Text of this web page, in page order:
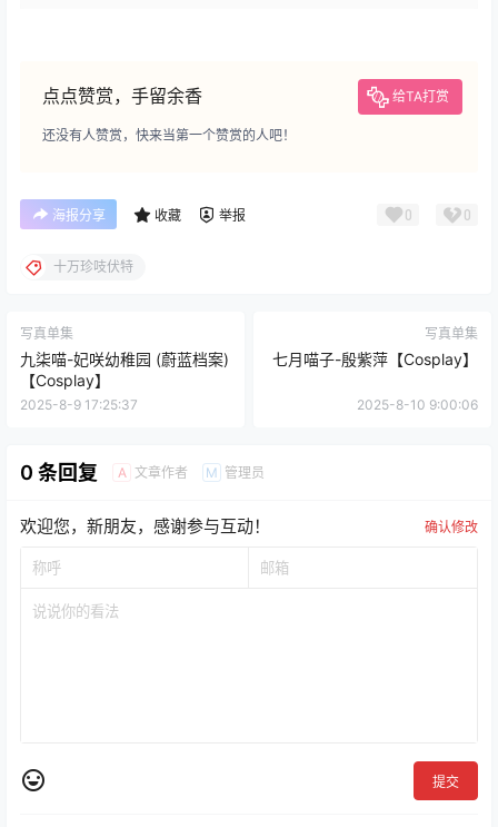
点点赞赏，手留余香 给TA打赏
还没有人赞赏，快来当第一个赞赏的人吧！
海报分享 收藏 举报 0 0
十万珍吱伏特
写真单集
九柒喵-妃咲幼稚园 (蔚蓝档案)
【Cosplay】
2025-8-9 17:25:37
写真单集
七月喵子-殷紫萍【Cosplay】
2025-8-10 9:00:06
0 条回复 A 文章作者 M 管理员
欢迎您，新朋友，感谢参与互动！ 确认修改
提交